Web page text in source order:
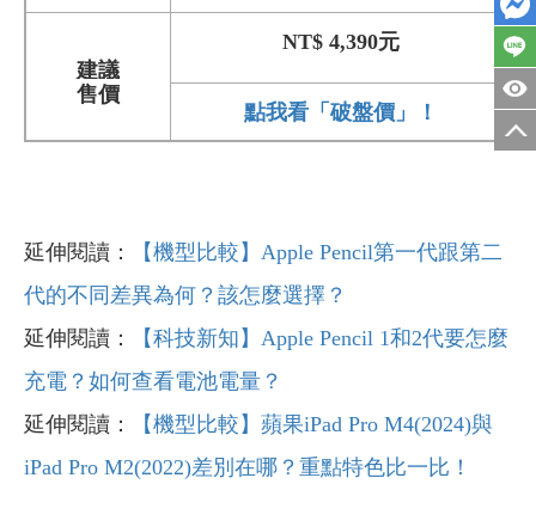
建議
售價
NT$ 4,390元
點我看「破盤價」！
延伸閱讀：
【機型比較】Apple Pencil第一代跟第二
代的不同差異為何？該怎麼選擇？
延伸閱讀：
【科技新知】Apple Pencil 1和2代要怎麼
充電？如何查看電池電量？
延伸閱讀：
【機型比較】蘋果iPad Pro M4(2024)與
iPad Pro M2(2022)差別在哪？重點特色比一比！